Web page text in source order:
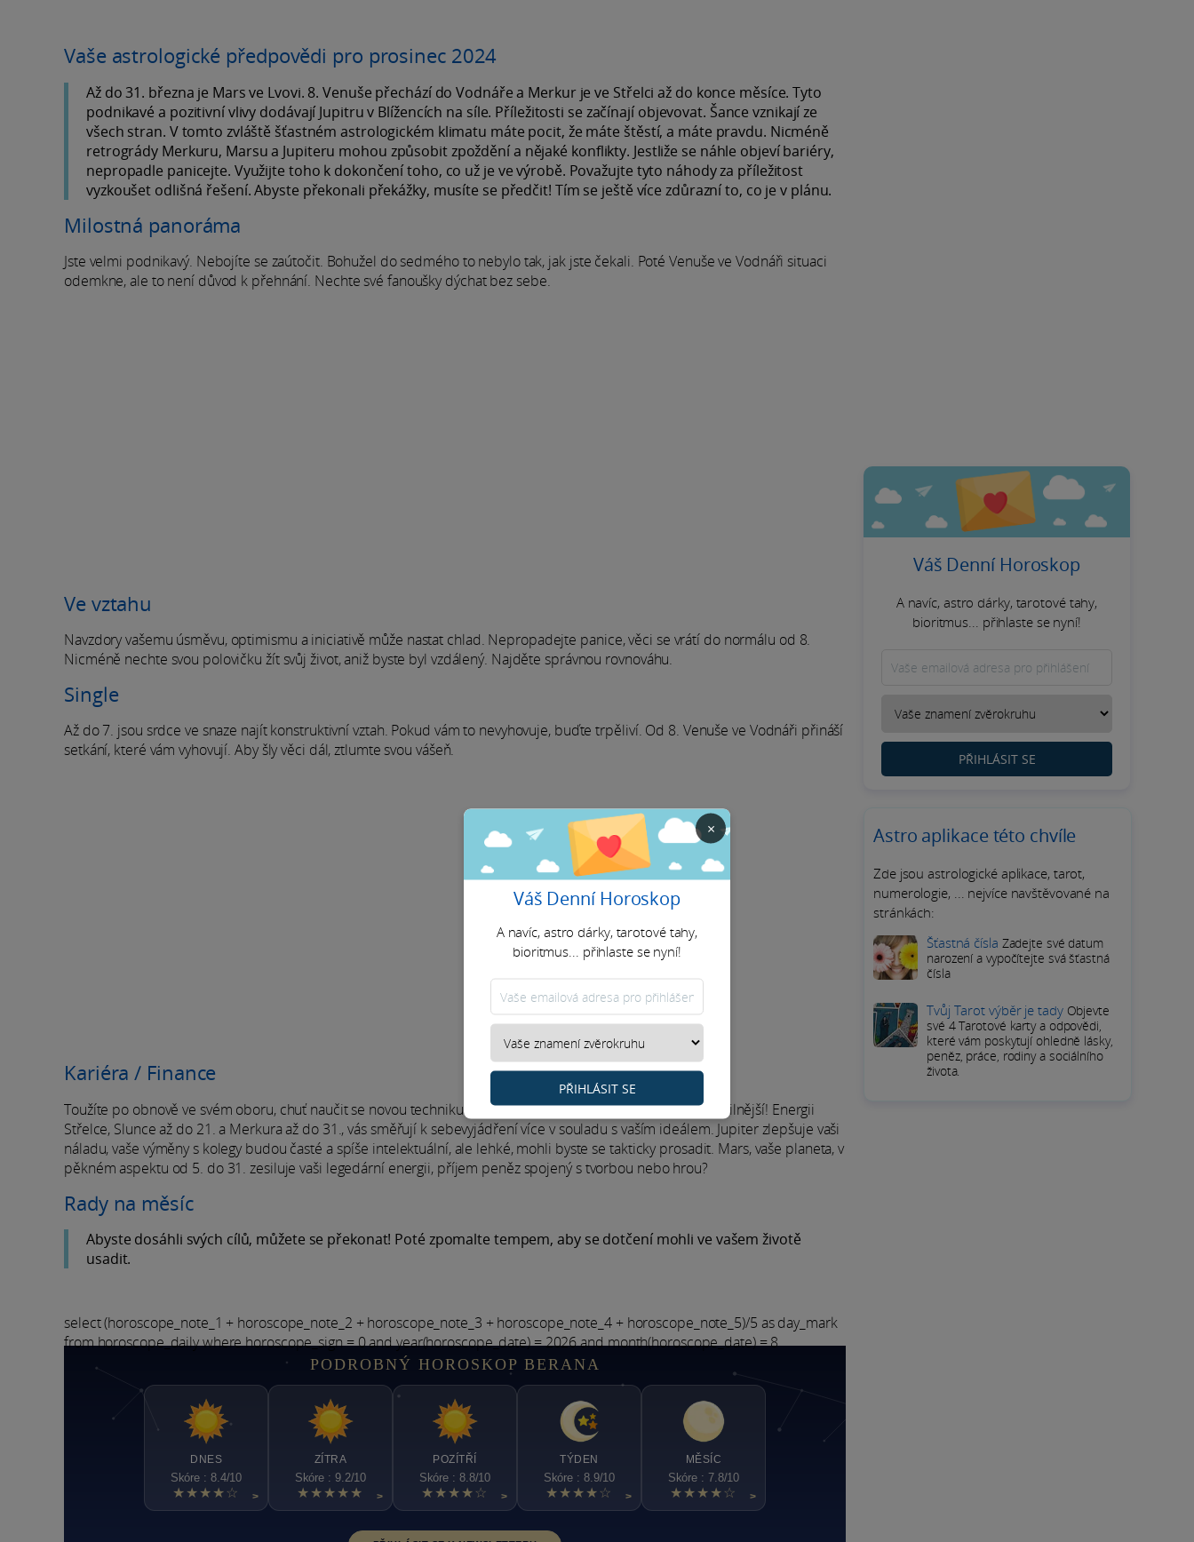
Vaše astrologické předpovědi pro prosinec 2024
Až do 31. března je Mars ve Lvovi. 8. Venuše přechází do Vodnáře a Merkur je ve Střelci až do konce měsíce. Tyto
podnikavé a pozitivní vlivy dodávají Jupitru v Blížencích na síle. Příležitosti se začínají objevovat. Šance vznikají ze
všech stran. V tomto zvláště šťastném astrologickém klimatu máte pocit, že máte štěstí, a máte pravdu. Nicméně
retrogrády Merkuru, Marsu a Jupiteru mohou způsobit zpoždění a nějaké konflikty. Jestliže se náhle objeví bariéry,
nepropadle panicejte. Využijte toho k dokončení toho, co už je ve výrobě. Považujte tyto náhody za příležitost
vyzkoušet odlišná řešení. Abyste překonali překážky, musíte se předčit! Tím se ještě více zdůrazní to, co je v plánu.
Milostná panoráma
Jste velmi podnikavý. Nebojíte se zaútočit. Bohužel do sedmého to nebylo tak, jak jste čekali. Poté Venuše ve Vodnáři situaci
odemkne, ale to není důvod k přehnání. Nechte své fanoušky dýchat bez sebe.
Ve vztahu
Navzdory vašemu úsměvu, optimismu a iniciativě může nastat chlad. Nepropadejte panice, věci se vrátí do normálu od 8.
Nicméně nechte svou polovičku žít svůj život, aniž byste byl vzdálený. Najděte správnou rovnováhu.
Single
Až do 7. jsou srdce ve snaze najít konstruktivní vztah. Pokud vám to nevyhovuje, buďte trpěliví. Od 8. Venuše ve Vodnáři přináší
setkání, které vám vyhovují. Aby šly věci dál, ztlumte svou vášeň.
Kariéra / Finance
Toužíte po obnově ve svém oboru, chuť naučit se novou techniku nebo umění by v tomto měsíci mohla být silnější! Energii
Střelce, Slunce až do 21. a Merkura až do 31., vás směřují k sebevyjádření více v souladu s vaším ideálem. Jupiter zlepšuje vaši
náladu, vaše výměny s kolegy budou časté a spíše intelektuální, ale lehké, mohli byste se takticky prosadit. Mars, vaše planeta, v
pěkném aspektu od 5. do 31. zesiluje vaši legedární energii, příjem peněz spojený s tvorbou nebo hrou?
Rady na měsíc
Abyste dosáhli svých cílů, můžete se překonat! Poté zpomalte tempem, aby se dotčení mohli ve vašem životě
usadit.
select (horoscope_note_1 + horoscope_note_2 + horoscope_note_3 + horoscope_note_4 + horoscope_note_5)/5 as day_mark
from horoscope_daily where horoscope_sign = 0 and year(horoscope_date) = 2026 and month(horoscope_date) = 8
PODROBNÝ HOROSKOP BERANA
DNES
Skóre : 8.4/10
★★★★☆ >
ZÍTRA
Skóre : 9.2/10
★★★★★ >
POZÍTŘÍ
Skóre : 8.8/10
★★★★☆ >
TÝDEN
Skóre : 8.9/10
★★★★☆ >
MĚSÍC
Skóre : 7.8/10
★★★★☆ >
Váš Denní Horoskop
A navíc, astro dárky, tarotové tahy,
bioritmus... přihlaste se nyní!
PŘIHLÁSIT SE
Astro aplikace této chvíle
Zde jsou astrologické aplikace, tarot,
numerologie, ... nejvíce navštěvované na
stránkách:
Šťastná čísla Zadejte své datum
narození a vypočítejte svá šťastná
čísla
Tvůj Tarot výběr je tady Objevte
své 4 Tarotové karty a odpovědi,
které vám poskytují ohledně lásky,
peněz, práce, rodiny a sociálního
života.
×
Váš Denní Horoskop
A navíc, astro dárky, tarotové tahy,
bioritmus... přihlaste se nyní!
PŘIHLÁSIT SE